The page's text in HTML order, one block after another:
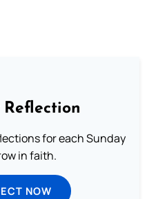
Reflection
for each Sunday
in faith.
NOW